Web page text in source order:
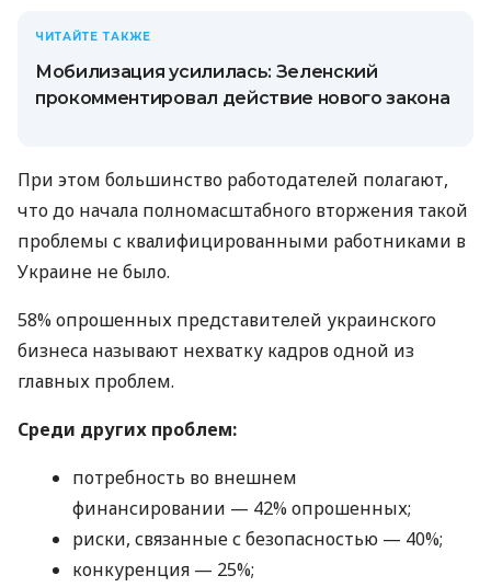
ЧИТАЙТЕ ТАКЖЕ
Мобилизация усилилась: Зеленский
прокомментировал действие нового закона
При этом большинство работодателей полагают,
что до начала полномасштабного вторжения такой
проблемы с квалифицированными работниками в
Украине не было.
58% опрошенных представителей украинского
бизнеса называют нехватку кадров одной из
главных проблем.
Среди других проблем:
потребность во внешнем
финансировании — 42% опрошенных;
риски, связанные с безопасностью — 40%;
конкуренция — 25%;